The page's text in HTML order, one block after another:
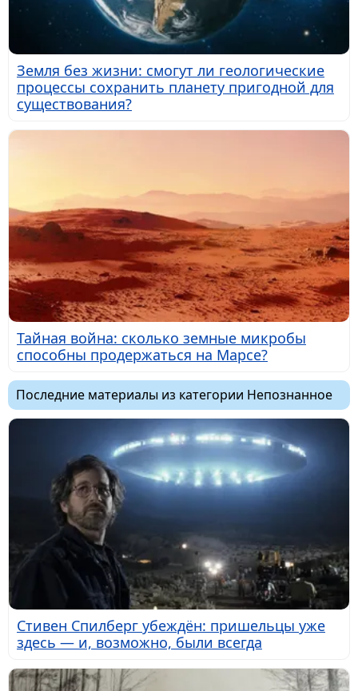
Земля без жизни: смогут ли геологические
процессы сохранить планету пригодной для
существования?
Тайная война: сколько земные микробы
способны продержаться на Марсе?
Последние материалы из категории Непознанное
Стивен Спилберг убеждён: пришельцы уже
здесь — и, возможно, были всегда